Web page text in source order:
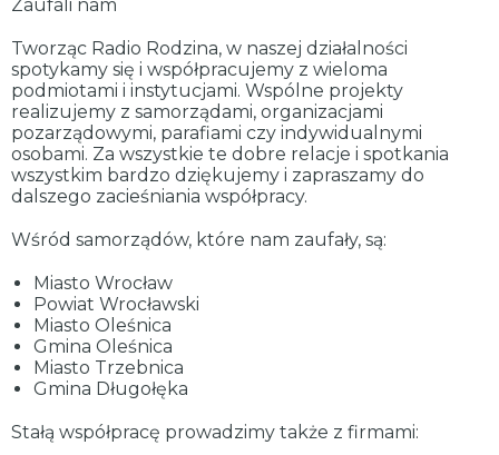
Zaufali nam
Tworząc Radio Rodzina, w naszej działalności
spotykamy się i współpracujemy z wieloma
podmiotami i instytucjami. Wspólne projekty
realizujemy z samorządami, organizacjami
pozarządowymi, parafiami czy indywidualnymi
osobami. Za wszystkie te dobre relacje i spotkania
wszystkim bardzo dziękujemy i zapraszamy do
dalszego zacieśniania współpracy.
Wśród samorządów, które nam zaufały, są:
Miasto Wrocław
Powiat Wrocławski
Miasto Oleśnica
Gmina Oleśnica
Miasto Trzebnica
Gmina Długołęka
Stałą współpracę prowadzimy także z firmami: